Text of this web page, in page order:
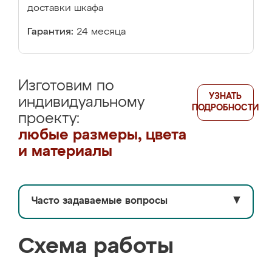
доставки шкафа
Гарантия: 24 месяца
Изготовим по
индивидуальному
проекту:
любые размеры, цвета
и материалы
УЗНАТЬ
ПОДРОБНОСТИ
Часто задаваемые вопросы ▼
Схема работы